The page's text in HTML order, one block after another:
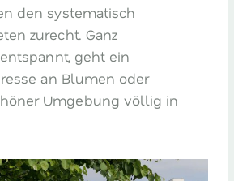
den systematisch
zurecht. Ganz
geht ein
an Blumen oder
Umgebung völlig in